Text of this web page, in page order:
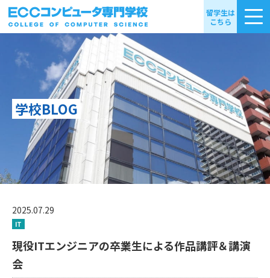
留学生は
こちら
学校BLOG
2025.07.29
IT
現役ITエンジニアの卒業生による作品講評＆講演
会